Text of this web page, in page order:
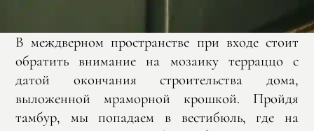
В междверном пространстве при входе стоит
обратить внимание на мозаику терраццо с
датой окончания строительства дома,
выложенной мраморной крошкой. Пройдя
тамбур, мы попадаем в вестибюль, где на